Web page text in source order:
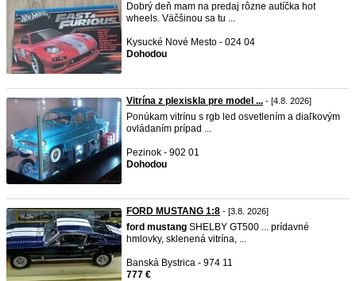
Dobrý deň mam na predaj rôzne autíčka hot
wheels. Väčšinou sa tu ...
Kysucké Nové Mesto - 024 04
Dohodou
Vitrína z plexiskla pre model ... - [4.8. 2026]
Ponúkam vitrínu s rgb led osvetlením a diaľkovým
ovládaním prípad ...
Pezinok - 902 01
Dohodou
FORD MUSTANG 1:8 - [3.8. 2026]
ford mustang SHELBY GT500 ... prídavné
hmlovky, sklenená vitrína, ...
Banská Bystrica - 974 11
777 €